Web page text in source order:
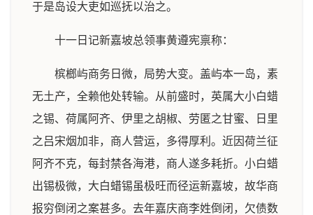
于是岛设大吏如巡抚以治之。
十一日记新嘉坡总领事黄遵宪禀称：
槟榔屿商务日微，局势大变。盖屿本一岛，素
无土产，全赖他处转输。从前盛时，英属大小白蜡
之锡、荷属阿齐、伊里之胡椒、劳匿之甘蜜、日里
之吕宋烟加非，商人营运，多得厚利。近因荷兰征
阿齐不克，每封禁各海港，商人遂多耗折。小白蜡
出锡极微，大白蜡锡虽极旺而径运新嘉坡，故华商
报穷倒闭之案甚多。去年嘉庆商李姓倒闭，欠债数